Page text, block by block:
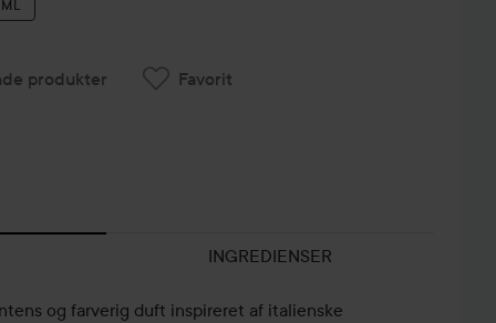
produkter Favorit
INGREDIENSER
og farverig duft inspireret af italienske